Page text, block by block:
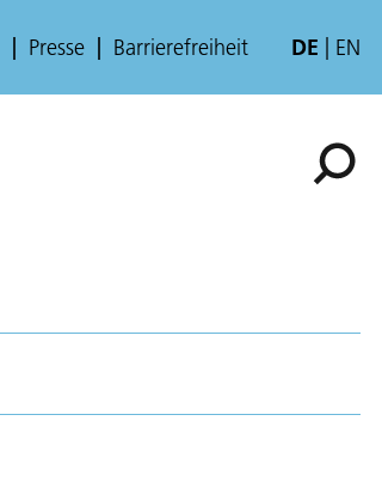
Presse Barrierefreiheit DE EN